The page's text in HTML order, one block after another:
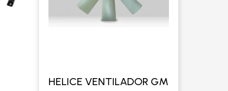
HELICE VENTILADOR GM